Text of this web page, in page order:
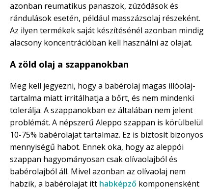
azonban reumatikus panaszok, zúzódások és
rándulások esetén, például masszázsolaj részeként.
Az ilyen termékek saját készítésénél azonban mindig
alacsony koncentrációban kell használni az olajat.
A zöld olaj a szappanokban
Meg kell jegyezni, hogy a babérolaj magas illóolaj-
tartalma miatt irritálhatja a bőrt, és nem mindenki
tolerálja. A szappanokban ez általában nem jelent
problémát. A népszerű Aleppo szappan is körülbelül
10-75% babérolajat tartalmaz. Ez is biztosít bizonyos
mennyiségű habot. Ennek oka, hogy az aleppói
szappan hagyományosan csak olívaolajból és
babérolajból áll. Mivel azonban az olívaolaj nem
habzik, a babérolajat itt habképző komponensként